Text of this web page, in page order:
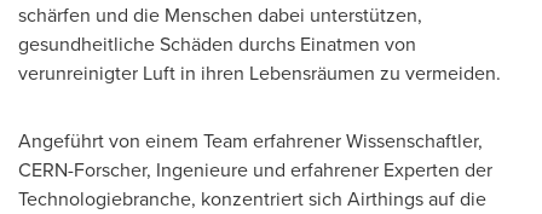
schärfen und die Menschen dabei unterstützen,
gesundheitliche Schäden durchs Einatmen von
verunreinigter Luft in ihren Lebensräumen zu vermeiden.
Angeführt von einem Team erfahrener Wissenschaftler,
CERN-Forscher, Ingenieure und erfahrener Experten der
Technologiebranche, konzentriert sich Airthings auf die